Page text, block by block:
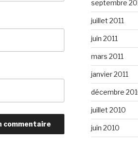
septembre
juillet 2011
juin 2011
mars 2011
janvier 2011
décembre
juillet 2010
juin 2010